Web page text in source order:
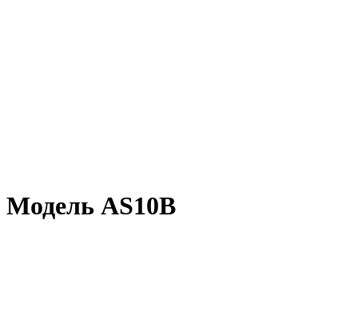
Модель AS10B